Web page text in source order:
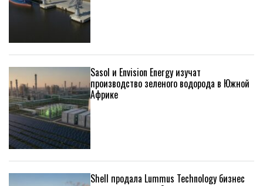
Sasol и Envision Energy изучат
производство зеленого водорода в Южной
Африке
Shell продала Lummus Technology бизнес